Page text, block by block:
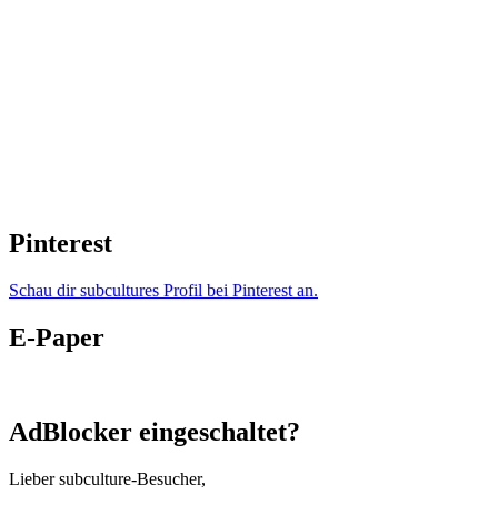
Pinterest
Schau dir subcultures Profil bei Pinterest an.
E-Paper
AdBlocker eingeschaltet?
Lieber subculture-Besucher,